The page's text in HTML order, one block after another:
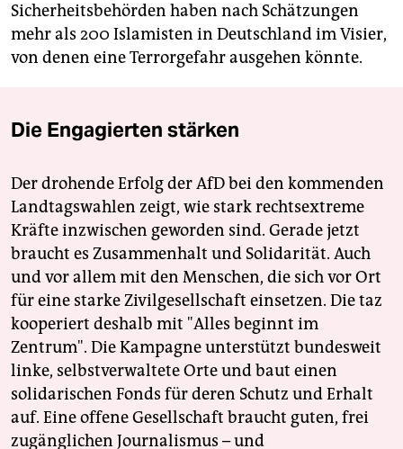
Sicherheitsbehörden haben nach Schätzungen
mehr als 200 Islamisten in Deutschland im Visier,
von denen eine Terrorgefahr ausgehen könnte.
Die Engagierten stärken
Der drohende Erfolg der AfD bei den kommenden
Landtagswahlen zeigt, wie stark rechtsextreme
Kräfte inzwischen geworden sind. Gerade jetzt
braucht es Zusammenhalt und Solidarität. Auch
und vor allem mit den Menschen, die sich vor Ort
für eine starke Zivilgesellschaft einsetzen. Die taz
kooperiert deshalb mit "Alles beginnt im
Zentrum". Die Kampagne unterstützt bundesweit
linke, selbstverwaltete Orte und baut einen
solidarischen Fonds für deren Schutz und Erhalt
auf. Eine offene Gesellschaft braucht guten, frei
zugänglichen Journalismus – und